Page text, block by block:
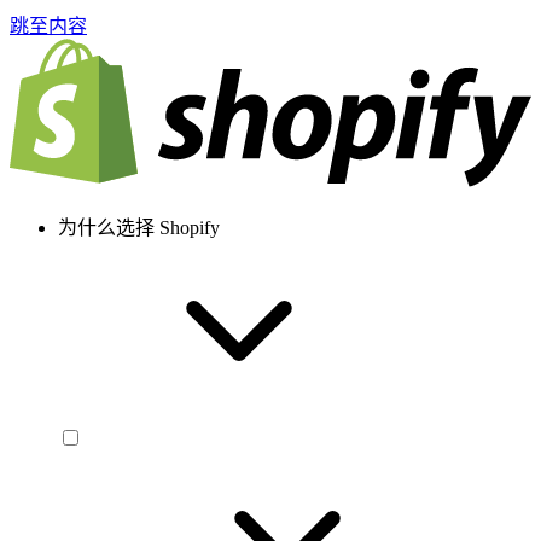
跳至内容
为什么选择 Shopify